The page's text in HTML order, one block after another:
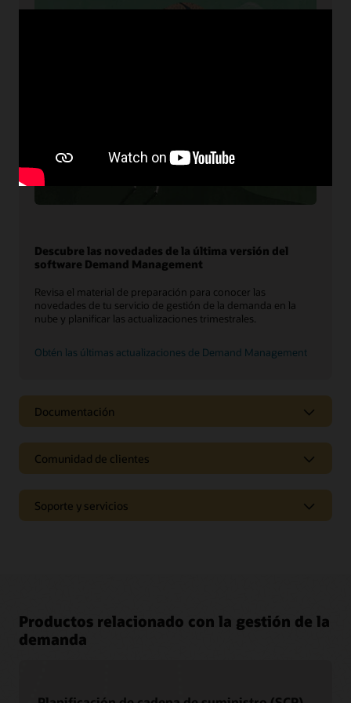
Descubre las novedades de la última versión del
software Demand Management
Revisa el material de preparación para conocer las
novedades de tu servicio de gestión de la demanda en la
nube y planificar las actualizaciones trimestrales.
Obtén las últimas actualizaciones de Demand Management
Documentación
Comunidad de clientes
Soporte y servicios
Productos relacionado con la gestión de la
demanda